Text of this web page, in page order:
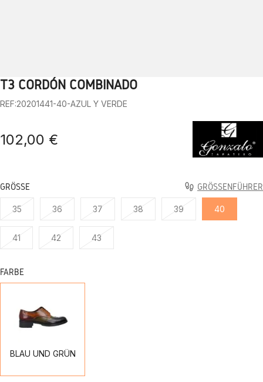
1 2 3 4 5
T3 CORDÓN COMBINADO
REF:20201441-40-AZUL Y VERDE
102,00 €
GRÖSSE GRÖSSENFÜHRER
35 36 37 38 39 40
41 42 43
FARBE
BLAU UND GRÜN
UND
GRÜN